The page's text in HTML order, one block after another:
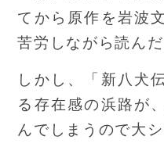
てから原作を岩波
苦労しながら読んだ
しかし、「新八犬
る存在感の浜路が
んでしまうので大シ